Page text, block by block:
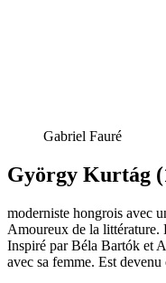
Gabriel Fauré
György Kurtág
moderniste hongrois avec
Amoureux de la littérature.
Inspiré par Béla Bartók et
avec sa femme. Est